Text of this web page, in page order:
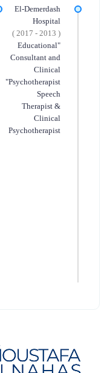
El‑Demerdash
Hospital
( 2013 - 2017 )
"Educational
Consultant and
Clinical
Psychotherapist"
Speech
Therapist &
Clinical
Psychotherapist